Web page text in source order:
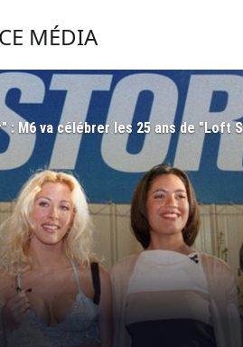
MÉDIA
: M6 va célébrer les 25 ans de "Loft